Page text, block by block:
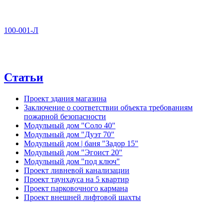
100-001-Л
Статьи
Проект здания магазина
Заключение о соответствии объекта требованиям
пожарной безопасности
Модульный дом "Соло 40"
Модульный дом "Дуэт 70"
Модульный дом | баня "Задор 15"
Модульный дом "Эгоист 20"
Модульный дом "под ключ"
Проект ливневой канализации
Проект таунхауса на 5 квартир
Проект парковочного кармана
Проект внешней лифтовой шахты